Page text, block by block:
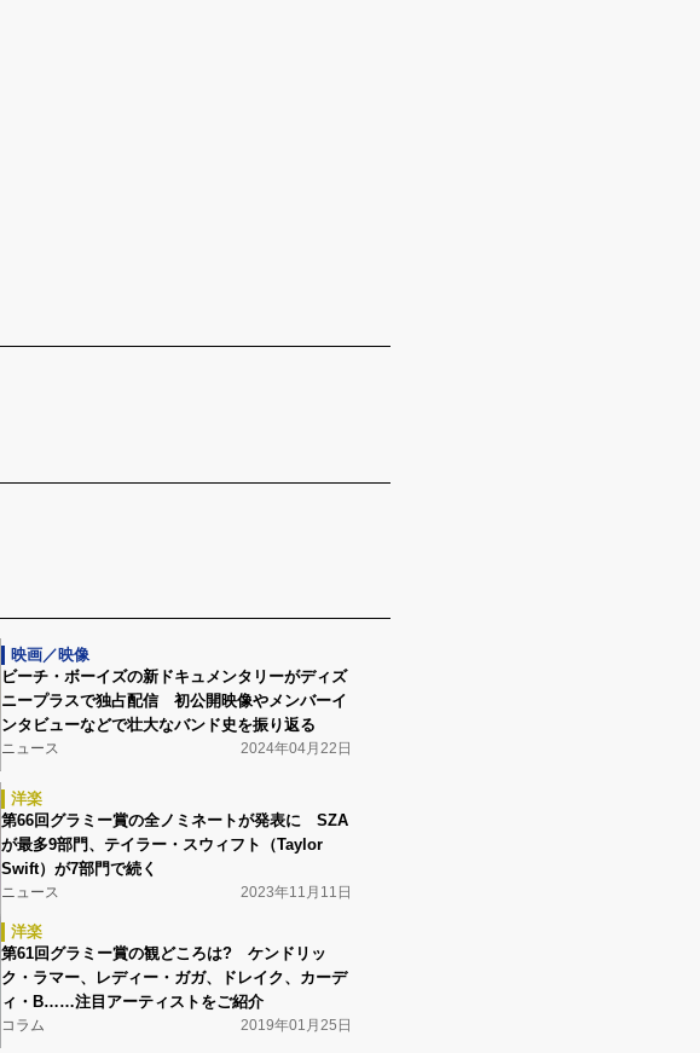
映画／映像
ビーチ・ボーイズの新ドキュメンタリーがディズ
ニープラスで独占配信 初公開映像やメンバーイ
ンタビューなどで壮大なバンド史を振り返る
ニュース 2024年04月22日
洋楽
第66回グラミー賞の全ノミネートが発表に SZA
が最多9部門、テイラー・スウィフト（Taylor
Swift）が7部門で続く
ニュース 2023年11月11日
洋楽
第61回グラミー賞の観どころは? ケンドリッ
ク・ラマー、レディー・ガガ、ドレイク、カーデ
ィ・B……注目アーティストをご紹介
コラム 2019年01月25日